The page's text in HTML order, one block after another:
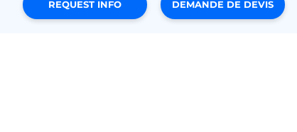
REQUEST INFO DEMANDE DE DEVIS